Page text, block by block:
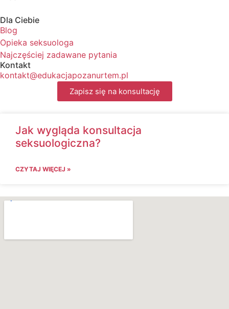
Dla Ciebie
Blog
Opieka seksuologa
Najczęściej zadawane pytania
Kontakt
kontakt@edukacjapozanurtem.pl
Zapisz się na konsultację
Jak wygląda konsultacja
seksuologiczna?
CZYTAJ WIĘCEJ »